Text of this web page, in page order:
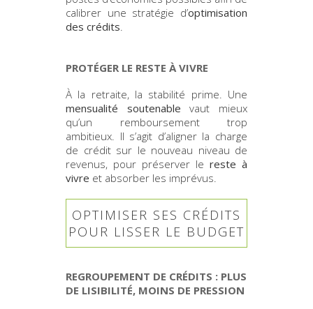
calibrer une stratégie d’optimisation
des crédits
PROTÉGER LE RESTE À VIVRE
À la retraite, la stabilité prime. Une
mensualité soutenable vaut mieux
qu’un remboursement trop
ambitieux. Il s’agit d’aligner la charge
de crédit sur le nouveau niveau de
revenus, pour préserver le reste à
vivre et absorber les imprévus.
OPTIMISER SES CRÉDITS
POUR LISSER LE BUDGET
REGROUPEMENT DE CRÉDITS : PLUS
DE LISIBILITÉ, MOINS DE PRESSION